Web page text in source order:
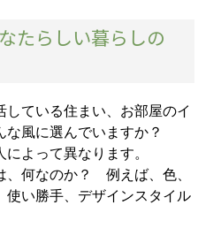
たらしい暮らしの
ている住まい、お部屋のイ
な風に選んでいますか？
よって異なります。
、何なのか？ 例えば、色、
使い勝手、デザインスタイル